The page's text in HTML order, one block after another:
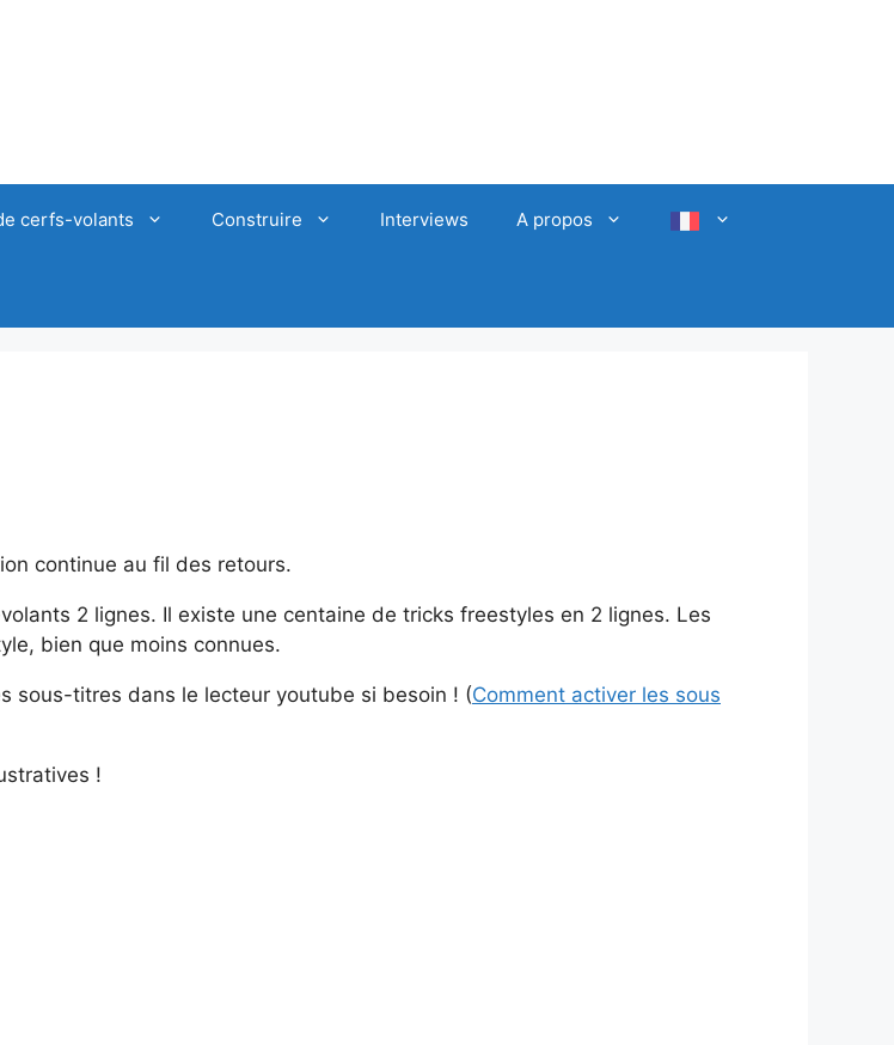
cerfs-volants Construire Interviews A propos
continue au fil des retours.
2 lignes. Il existe une centaine de tricks freestyles en 2 lignes. Les
bien que moins connues.
sous-titres dans le lecteur youtube si besoin ! (Comment activer les sous
!